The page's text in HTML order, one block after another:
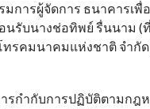
มการผู้จัดการ ธนาคารเ
นรับนางช่อทิพย์ รื่นนาม (
รคมนาคมแห่งชาติ จำกั
รกำกับการปฏิบัติตามกฎ